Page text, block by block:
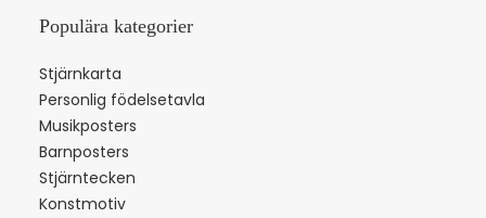
Populära kategorier
Stjärnkarta
Personlig födelsetavla
Musikposters
Barnposters
Stjärntecken
Konstmotiv